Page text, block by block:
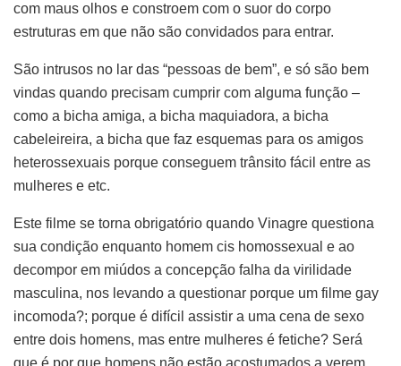
com maus olhos e constroem com o suor do corpo
estruturas em que não são convidados para entrar.
São intrusos no lar das “pessoas de bem”, e só são bem
vindas quando precisam cumprir com alguma função –
como a bicha amiga, a bicha maquiadora, a bicha
cabeleireira, a bicha que faz esquemas para os amigos
heterossexuais porque conseguem trânsito fácil entre as
mulheres e etc.
Este filme se torna obrigatório quando Vinagre questiona
sua condição enquanto homem cis homossexual e ao
decompor em miúdos a concepção falha da virilidade
masculina, nos levando a questionar porque um filme gay
incomoda?; porque é difícil assistir a uma cena de sexo
entre dois homens, mas entre mulheres é fetiche? Será